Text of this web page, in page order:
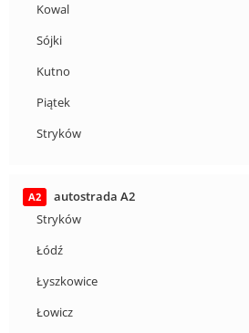
Kowal
Sójki
Kutno
Piątek
Stryków
A2
autostrada A2
Stryków
Łódź
Łyszkowice
Łowicz